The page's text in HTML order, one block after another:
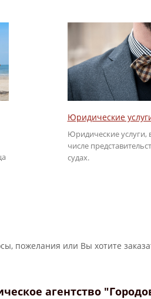
Юридические
Юридические услуги,
числе
судах.
пожелания или Вы хотите
агентство